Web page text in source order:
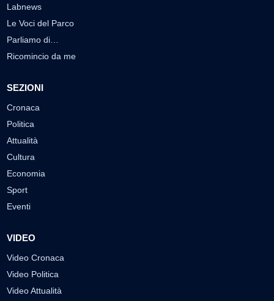
Labnews
Le Voci del Parco
Parliamo di…
Ricomincio da me
SEZIONI
Cronaca
Politica
Attualità
Cultura
Economia
Sport
Eventi
VIDEO
Video Cronaca
Video Politica
Video Attualità